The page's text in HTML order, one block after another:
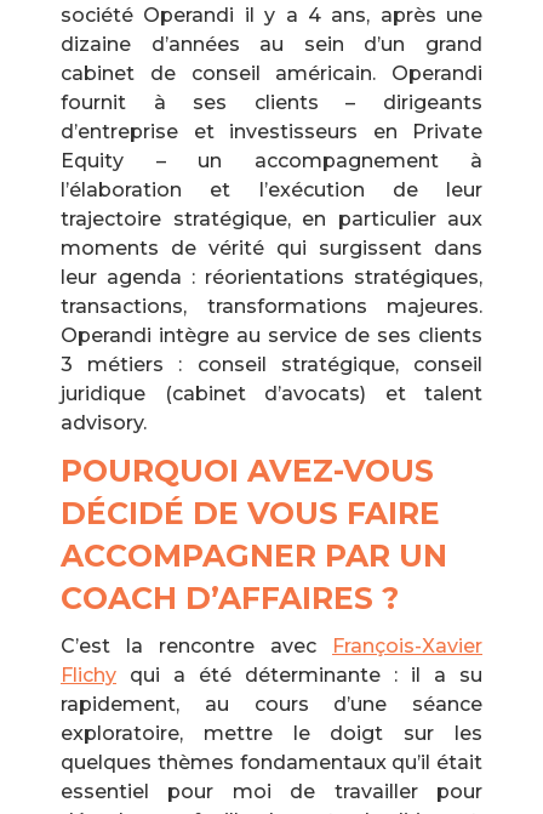
société Operandi il y a 4 ans, après une
dizaine d’années au sein d’un grand
cabinet de conseil américain. Operandi
fournit à ses clients – dirigeants
d’entreprise et investisseurs en Private
Equity – un accompagnement à
l’élaboration et l’exécution de leur
trajectoire stratégique, en particulier aux
moments de vérité qui surgissent dans
leur agenda : réorientations stratégiques,
transactions, transformations majeures.
Operandi intègre au service de ses clients
3 métiers : conseil stratégique, conseil
juridique (cabinet d’avocats) et talent
advisory.
POURQUOI AVEZ-VOUS
DÉCIDÉ DE VOUS FAIRE
ACCOMPAGNER PAR UN
COACH D’AFFAIRES ?
C’est la rencontre avec
François-Xavier
Flichy qui a été déterminante : il a su
rapidement, au cours d’une séance
exploratoire, mettre le doigt sur les
quelques thèmes fondamentaux qu’il était
essentiel pour moi de travailler pour